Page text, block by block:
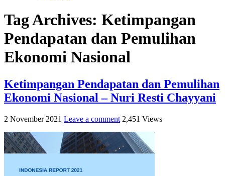
Tag Archives: Ketimpangan
Pendapatan dan Pemulihan
Ekonomi Nasional
Ketimpangan Pendapatan dan Pemulihan
Ekonomi Nasional – Nuri Resti Chayyani
2 November 2021 Leave a comment 2,451 Views